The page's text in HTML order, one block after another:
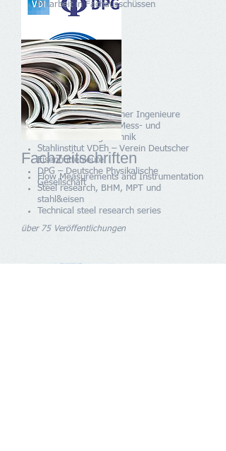
Fachverbände
VDI – Verein Deutscher Ingenieure
GMA – Gesellschaft Mess- und
Automatisierungstechnik
Stahlinstitut VDEh – Verein Deutscher
Eisenhüttenleute
DPG – Deutsche Physikalische
Gesellschaft
Mitarbeit in Fachausschüssen
Fachzeitschriften
Flow Measurements and Instrumentation
Steel research, BHM, MPT und
stahl&eisen
Technical steel research series
über 75 Veröffentlichungen